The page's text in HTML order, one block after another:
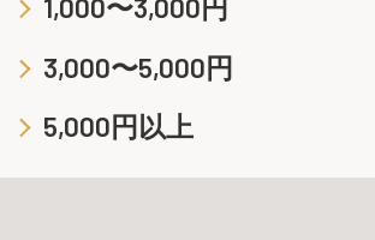
1,000〜3,000円
3,000〜5,000円
5,000円以上